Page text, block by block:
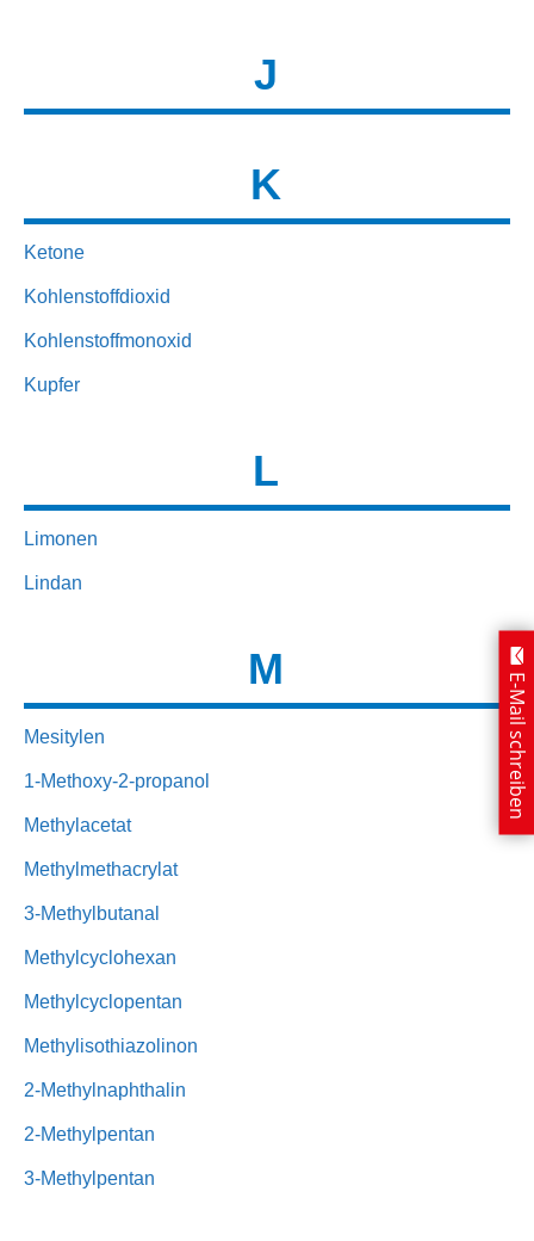
J
K
Ketone
Kohlenstoffdioxid
Kohlenstoffmonoxid
Kupfer
L
Limonen
Lindan
M
Mesitylen
1-Methoxy-2-propanol
Methylacetat
Methylmethacrylat
3-Methylbutanal
Methylcyclohexan
Methylcyclopentan
Methylisothiazolinon
2-Methylnaphthalin
2-Methylpentan
3-Methylpentan
E-Mail schreiben